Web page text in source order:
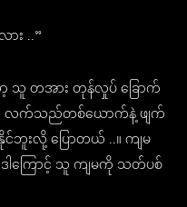
း ..”
သူ တအား တုန်လှုပ် ခြောက်
က လက်သည်တစ်ယောက်နဲ့ ဖျက်
င်ဘူးလို့ ပြောတယ် ..။ ကျမ
ါကြောင့် သူ ကျမကို သတ်ပစ်